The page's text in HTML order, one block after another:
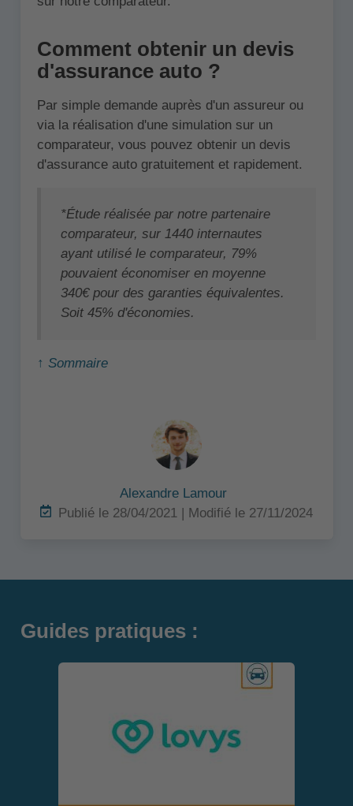
Comment obtenir un devis
d'assurance auto ?
Par simple demande auprès d'un assureur ou
via la réalisation d'une simulation sur un
comparateur, vous pouvez obtenir un devis
d'assurance auto gratuitement et rapidement.
*Étude réalisée par notre partenaire
comparateur, sur 1440 internautes
ayant utilisé le comparateur, 79%
pouvaient économiser en moyenne
340€ pour des garanties équivalentes.
Soit 45% d'économies.
↑ Sommaire
Alexandre Lamour
Publié le 28/04/2021 | Modifié le 27/11/2024
Guides pratiques :